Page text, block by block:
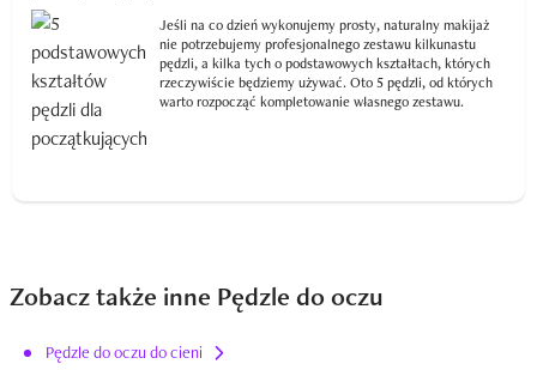
Jeśli na co dzień wykonujemy prosty, naturalny makijaż
nie potrzebujemy profesjonalnego zestawu kilkunastu
pędzli, a kilka tych o podstawowych kształtach, których
rzeczywiście będziemy używać. Oto 5 pędzli, od których
warto rozpocząć kompletowanie własnego zestawu.
Zobacz także inne Pędzle do oczu
Pędzle do oczu do cieni